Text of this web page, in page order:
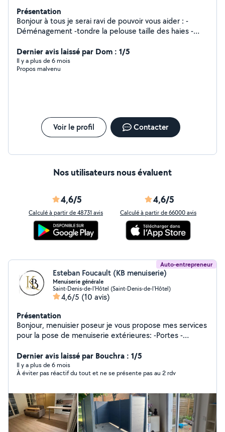
Présentation
Bonjour à tous je serai ravi de pouvoir vous aider : -
Déménagement -tondre la pelouse taille des haies -
Dernier avis laissé par Dom : 1/5
Il y a plus de 6 mois
Propos malvenu
Voir le profil Contacter
Nos utilisateurs nous évaluent
4,6/5
Calculé à partir de 48731 avis
4,6/5
Calculé à partir de 66000 avis
Auto-entrepreneur
Esteban Foucault (KB menuiserie)
Menuiserie générale
Saint-Denis-de-l'Hôtel (Saint-Denis-de-l'Hôtel)
4,6/5 (10 avis)
Présentation
Bonjour, menuisier poseur je vous propose mes services
pour la pose de menuiserie extérieures: -Portes -
propose aussi mes services pour de l'aménagement
intérieur: -Pose de parquets et revêtements de sol -
Dressings et des petits travaux.
Dernier avis laissé par Bouchra : 1/5
Il y a plus de 6 mois
À éviter pas réactif du tout et ne se présente pas au 2 rdv